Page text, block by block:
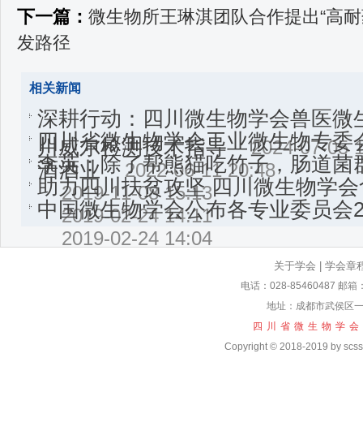
下一篇： 微生物所王琳淇团队合作提出“高
发路径
相关新闻
深耕行动：四川微生物学会兽医微
川威尔检测技术指导
2024-07-05
四川省微生物学会工业微生物专
酒酒业
2022-06-11 20:48
李英：除了帮熊猫吃竹子，肠道菌
2019-11-08 15:13
助力四川扶贫攻坚 四川微生物学
2019-02-24 14:11
中国微生物学会公布各专业委员会
2019-02-24 14:04
关于学会 学会章
电话：028-85460487 邮箱
地址：成都市武侯区
四川省微生物学
Copyright © 2018-2019 by